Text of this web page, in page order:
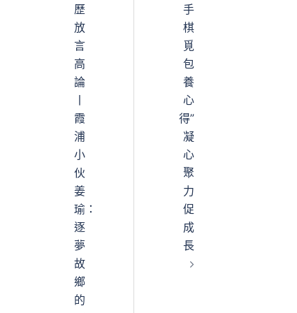
歷
放
言
高
論
霞
浦
小
伙
姜
瑜：
逐
夢
故
鄉
的
手
棋
覓
包
養
心
得”
凝
心
聚
力
促
成
長